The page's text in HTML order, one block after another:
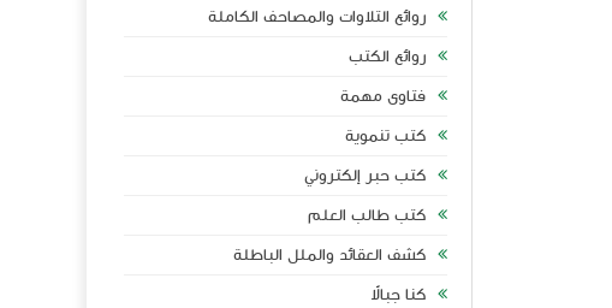
روائع التلاوات والمصاحف الكاملة
روائع الكتب
فتاوى مهمة
كتب تنموية
كتب حبر إلكتروني
كتب طالب العلم
كشف العقائد والملل الباطلة
كنا جبالاً